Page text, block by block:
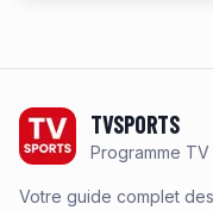
TVSPORTS
Programme
Votre guide complet